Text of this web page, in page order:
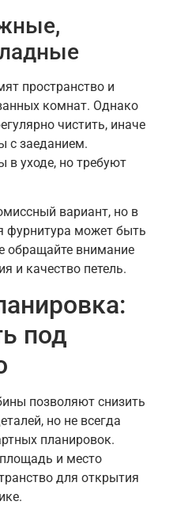
пространство и
комнат. Однако
чистить, иначе
с заеданием.
уходе, но требуют
вариант, но в
фурнитура может быть
обращайте внимание
и качество петель.
под
позволяют снизить
но не всегда
планировок.
и место
для открытия